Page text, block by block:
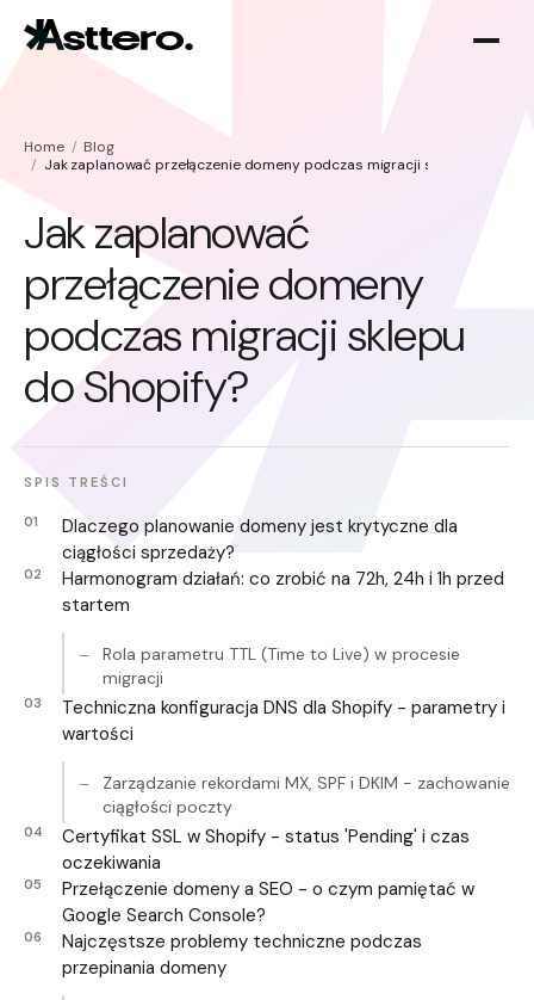
Optymalizacja Shopify
Migracja do Shopify
O nas
Home
Blog
Jak zaplanować przełączenie domeny podczas migracji sklepu do
Jak zaplanować
przełączenie domeny
podczas migracji sklepu
do Shopify?
SPIS TREŚCI
Dlaczego planowanie domeny jest krytyczne dla
ciągłości sprzedaży?
Harmonogram działań: co zrobić na 72h, 24h i 1h przed
startem
Rola parametru TTL (Time to Live) w procesie
migracji
Techniczna konfiguracja DNS dla Shopify - parametry i
wartości
Zarządzanie rekordami MX, SPF i DKIM - zachowanie
ciągłości poczty
Certyfikat SSL w Shopify - status 'Pending' i czas
oczekiwania
Przełączenie domeny a SEO - o czym pamiętać w
Google Search Console?
Najczęstsze problemy techniczne podczas
przepinania domeny